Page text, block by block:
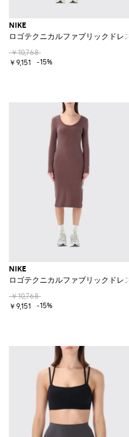
NIKE
ロゴテクニカルファブリックドレス
￥10,768
￥9,151
-15%
NIKE
ロゴテクニカルファブリックドレス
￥10,768
￥9,151
-15%